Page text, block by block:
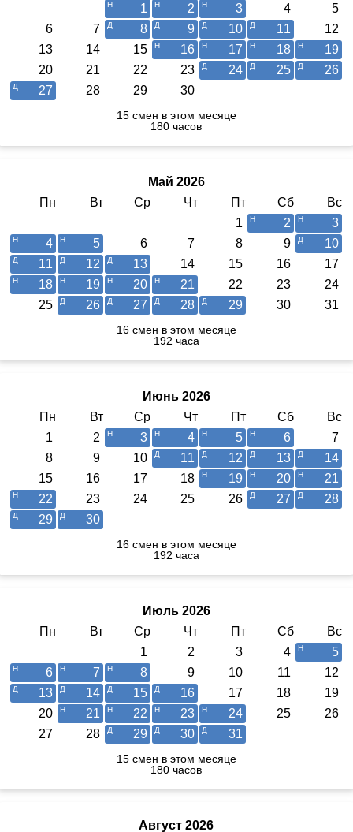
1
2 3 4
5
6
7 8 9 10 11
12
13
14 15 16 17 18
19
20
21 22 23 24 25
26
27
28 29 30
15 смен в этом месяце
180 часов
Май 2026
Пн
Вт Ср Чт Пт Сб
Вс
1
2
3
4
5 6 7 8 9
10
11
12 13 14 15 16
17
18
19 20 21 22 23
24
25
26 27 28 29 30 31
16 смен в этом месяце
192 часа
Июнь 2026
Пн
Вт Ср Чт Пт Сб
Вс
1
2 3 4 5 6
7
8
9 10 11 12 13
14
15
16 17 18 19 20
21
22
23 24 25 26 27
28
29
30
16 смен в этом месяце
192 часа
Июль 2026
Пн
Вт Ср Чт Пт Сб
Вс
1
2 3 4
5
6
7 8 9 10 11
12
13
14 15 16 17 18
19
20
21 22 23 24 25
26
27
28 29 30 31
15 смен в этом месяце
180 часов
Август 2026